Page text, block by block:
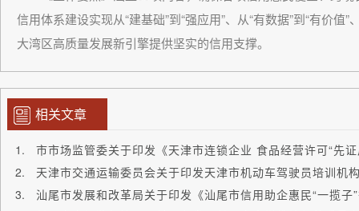
信用体系建设实现从“建基础”到“强应用”、从“有数据”到“有价值
大湾区高质量发展新引擎提供坚实的信用支撑。
相关文章